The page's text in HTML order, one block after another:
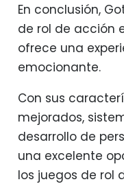
En conclusión,
de rol de acción
ofrece una
emocionante.
Con sus
mejorados,
desarrollo de
una excelente
los juegos de rol